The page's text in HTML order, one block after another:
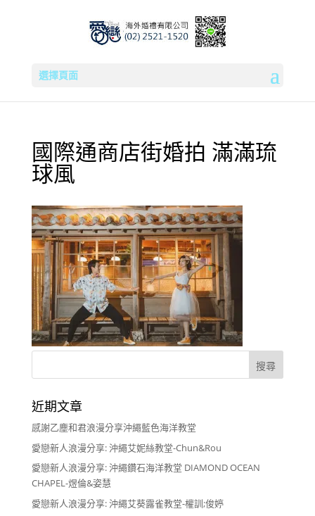
選擇頁面
國際通商店街婚拍 滿滿琉
球風
近期文章
感謝乙塵和君浪漫分享沖繩藍色海洋教堂
愛戀新人浪漫分享: 沖繩艾妮絲教堂-Chun&Rou
愛戀新人浪漫分享: 沖繩鑽石海洋教堂 DIAMOND OCEAN
CHAPEL-煜倫&姿慧
愛戀新人浪漫分享: 沖繩艾葵露雀教堂-權訓;俊婷